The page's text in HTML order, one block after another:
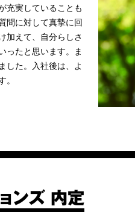
充実していることも
問に対して真摯に回
加えて、自分らしさ
ったと思います。ま
した。入社後は、よ
ンズ 内定